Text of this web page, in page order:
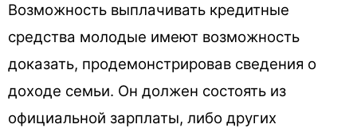
Возможность выплачивать кредитные
средства молодые имеют возможность
доказать, продемонстрировав сведения о
доходе семьи. Он должен состоять из
официальной зарплаты, либо других